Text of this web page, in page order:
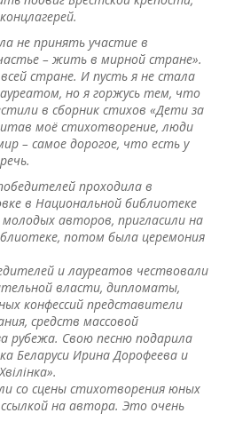
не принять участие в
– жить в мирной стране».
стране. И пусть я не стала
но я горжусь тем, что
в сборник стихов «Дети за
моё стихотворение, люди
– самое дорогое, что есть у
проходила в
в Национальной библиотеке
молодых авторов, пригласили на
потом была церемония
и лауреатов чествовали
власти, дипломаты,
конфессий представители
средств массовой
рубежа. Свою песню подарила
Беларуси Ирина Дорофеева и
со сцены стихотворения юных
на автора. Это очень